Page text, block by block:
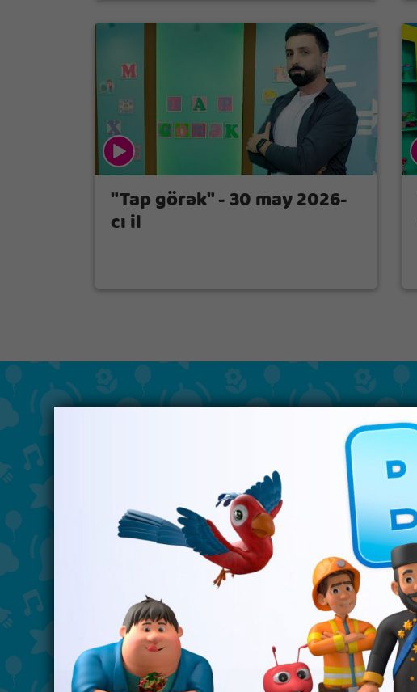
"Tap görək" - 30 may 2026-
cı il
"Göyərçin küçəsi" - Həftəiçi
5 gün "ARB Günəş"də